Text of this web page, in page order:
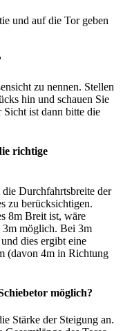
und auf die Tor geben
zu nennen. Stellen
hin und schauen Sie
ist dann bitte die
richtige
Durchfahrtsbreite der
zu berücksichtigen.
8m Breit ist, wäre
3m möglich. Bei 3m
dies ergibt eine
(davon 4m in Richtung
möglich?
Stärke der Steigung an.